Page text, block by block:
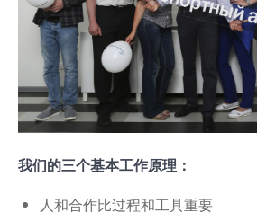
我们的三个基本工作原理：
人和合作比过程和工具重要